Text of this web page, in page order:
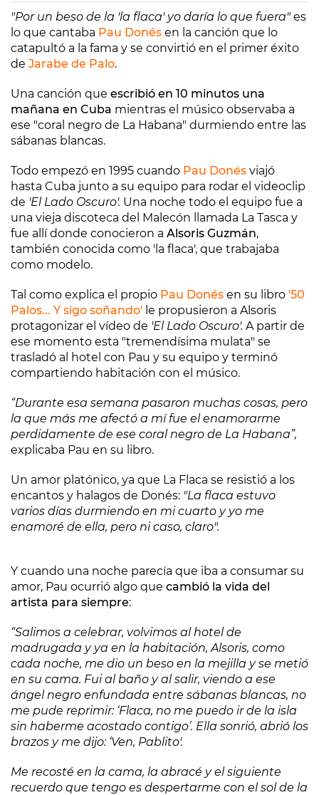
"Por un beso de la 'la flaca' yo daría lo que fuera"es
lo que cantaba Pau Donés en la canción que lo
catapultó a la fama y se convirtió en el primer éxito
de Jarabe de Palo.
Una canción que escribió en 10 minutos una
mañana en Cuba mientras el músico observaba a
ese "coral negro de La Habana" durmiendo entre las
sábanas blancas.
Todo empezó en 1995 cuando Pau Donés viajó
hasta Cuba junto a su equipo para rodar el videoclip
de 'El Lado Oscuro'. Una noche todo el equipo fue a
una vieja discoteca del Malecón llamada La Tasca y
fue allí donde conocieron a Alsoris Guzmán,
también conocida como 'la flaca', que trabajaba
como modelo.
Tal como explica el propio Pau Donés en su libro '50
Palos... Y sigo soñando' le propusieron a Alsoris
protagonizar el vídeo de 'El Lado Oscuro'. A partir de
ese momento esta "tremendísima mulata" se
trasladó al hotel con Pau y su equipo y terminó
compartiendo habitación con el músico.
“Durante esa semana pasaron muchas cosas, pero
la que más me afectó a mí fue el enamorarme
perdidamente de ese coral negro de La Habana”,
explicaba Pau en su libro.
Un amor platónico, ya que La Flaca se resistió a los
encantos y halagos de Donés: "La flaca estuvo
varios días durmiendo en mi cuarto y yo me
enamoré de ella, pero ni caso, claro".
Y cuando una noche parecía que iba a consumar su
amor, Pau ocurrió algo que cambió la vida del
artista para siempre:
“Salimos a celebrar, volvimos al hotel de
madrugada y ya en la habitación, Alsoris, como
cada noche, me dio un beso en la mejilla y se metió
en su cama. Fui al baño y al salir, viendo a ese
ángel negro enfundada entre sábanas blancas, no
me pude reprimir: ‘Flaca, no me puedo ir de la isla
sin haberme acostado contigo’. Ella sonrió, abrió los
brazos y me dijo: ‘Ven, Pablito'.
Me recosté en la cama, la abracé y el siguiente
recuerdo que tengo es despertarme con el sol de la